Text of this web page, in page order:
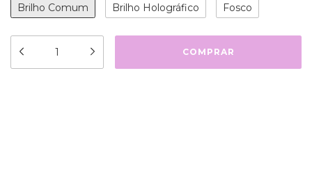
Brilho Comum Brilho Holográfico Fosco